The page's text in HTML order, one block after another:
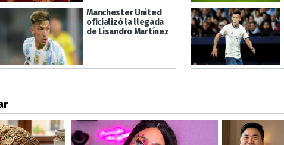
Manchester United
oficializó la llegada
de Lisandro Martínez